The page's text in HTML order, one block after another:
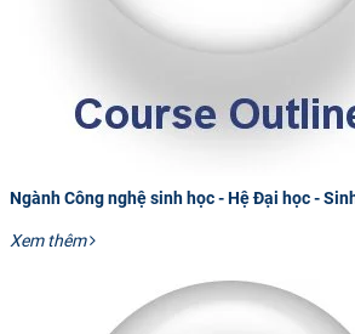
Ngành Công nghệ sinh học - Hệ Đại học -
Xem thêm